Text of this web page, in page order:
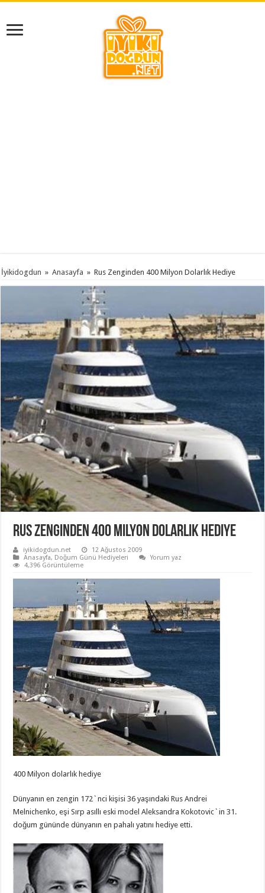
İyikidogdun » Anasayfa » Rus Zenginden 400 Milyon Dolarlık Hediye
Rus Zenginden 400 Milyon Dolarlık Hediye
iyikidogdun.net
12 Ağustos 2009
Anasayfa, Doğum Günü Hediyeleri
Yorum yaz
4,396 Görüntüleme
400 Milyon dolarlık hediye
Dünyanın en zengin 172`nci kişisi 36 yaşındaki Rus Andrei
Melnichenko, eşi Sırp asıllı eski model Aleksandra Kokotovic`in 31.
doğum gününde dünyanın en pahalı yatını hediye etti.